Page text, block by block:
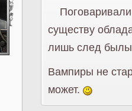
Поговаривали
существу
лишь след
Вампиры не
может.